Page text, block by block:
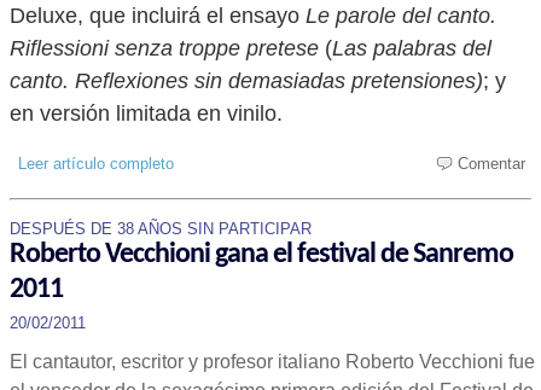
Deluxe, que incluirá el ensayo Le parole del canto.
Riflessioni senza troppe pretese (Las palabras del
canto. Reflexiones sin demasiadas pretensiones); y
en versión limitada en vinilo.
Leer artículo completo Comentar
DESPUÉS DE 38 AÑOS SIN PARTICIPAR
Roberto Vecchioni gana el festival de Sanremo
2011
20/02/2011
El cantautor, escritor y profesor italiano Roberto Vecchioni fue